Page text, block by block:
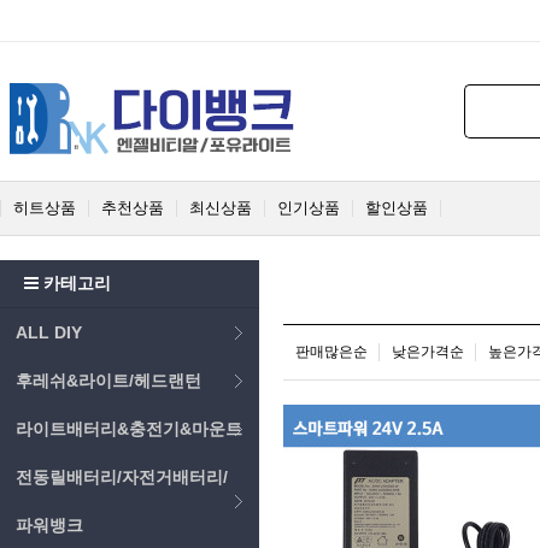
히트상품 추천상품 최신상품 인기상품 할인상품
카테고리
ALL DIY
후레쉬&라이트/헤드랜턴
라이트배터리&충전기&마운트
전동릴배터리/자전거배터리/
파워뱅크
판매많은순 낮은가격순 높은가